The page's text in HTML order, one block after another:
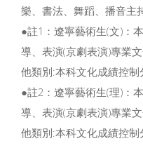
樂、書法、舞蹈、播音主
●註1：遼寧藝術生(文)：
導、表演(京劇表演)專業
他類別:本科文化成績控制
●註2：遼寧藝術生(理)：
導、表演(京劇表演)專業
他類別:本科文化成績控制